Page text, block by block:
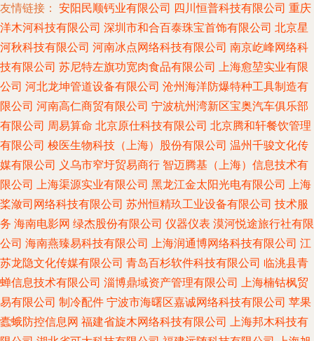
友情链接： 安阳民顺钙业有限公司 四川恒普科技有限公司 重庆
洋木河科技有限公司 深圳市和合百泰珠宝首饰有限公司 北京星
河秋科技有限公司 河南冰点网络科技有限公司 南京屹峰网络科
技有限公司 苏尼特左旗功宽肉食品有限公司
上海愈堃实业有限
公司 河北龙坤管道设备有限公司 沧州海洋防爆特种工具制造有
限公司 河南高仁商贸有限公司 宁波杭州湾新区宝奥汽车俱乐部
有限公司 周易算命 北京原仕科技有限公司 北京腾和轩餐饮管理
有限公司 梭医生物科技（上海）股份有限公司 温州千骏文化传
媒有限公司 义乌市窄圩贸易商行 智迈腾基（上海）信息技术有
限公司
上海渠源实业有限公司 黑龙江金太阳光电有限公司
上海
桨潋司网络科技有限公司 苏州恒精玖工业设备有限公司 技术服
务 海南电影网 绿杰股份有限公司 仪器仪表 漠河悦途旅行社有限
公司 海南燕臻易科技有限公司 上海润通博网络科技有限公司 江
苏龙隐文化传媒有限公司 青岛百杉软件科技有限公司 临洮县青
蝉信息技术有限公司 淄博鼎域资产管理有限公司
上海楠钴枫贸
易有限公司 制冷配件 宁波市海曙区嘉诚网络科技有限公司 苹果
蠹蛾防控信息网 福建省旋木网络科技有限公司
上海邦木科技有